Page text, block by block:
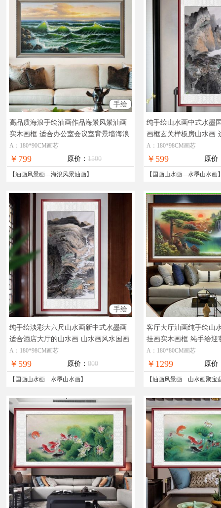
手绘
高品质海浪手绘油画作品海景风景油画
实木画框 适合办公室会议室背景墙海浪
风景油画
A：180*90CM画芯
￥799 原价： 1500
【油画风景画---海浪风景油画】
纯手绘山水画中式水墨
画框玄关样板房山水画
国画
A：180*98CM画芯
￥599 原价
【 国画山水画---水墨山水画
手绘
纯手绘淡彩大六尺山水画新中式水墨画
适合酒店大厅的山水画 山水画风水国画
适合大厅
A：180*98CM画芯
￥599 原价： 800
【 国画山水画---水墨山水画】
客厅大厅油画纯手绘山
挂画实木画框 纯手绘迎
盆风景油画
A：180*80CM画芯
￥1299 原价
【油画风景画---山水画聚宝